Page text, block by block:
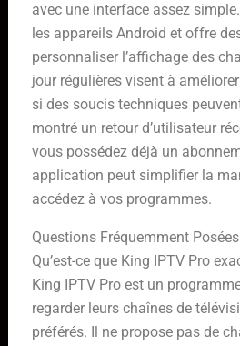
avec une interface assez
les appareils Android et offre
personnaliser l’affichage des
jour régulières visent à
si des soucis techniques
montré un retour d’utilisateur
vous possédez déjà un
application peut simplifier la
accédez à vos programmes.
Questions Fréquemment Posées
Qu’est-ce que King IPTV Pro
King IPTV Pro est un
regarder leurs chaînes de
préférés. Il ne propose pas de